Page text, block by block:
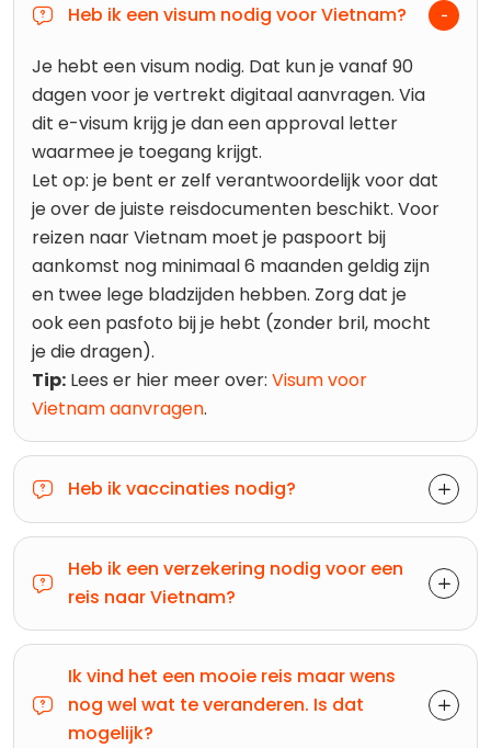
Heb ik een visum nodig voor Vietnam?
Je hebt een visum nodig. Dat kun je vanaf 90
dagen voor je vertrekt digitaal aanvragen. Via
dit e-visum krijg je dan een approval letter
waarmee je toegang krijgt.
Let op: je bent er zelf verantwoordelijk voor dat
je over de juiste reisdocumenten beschikt. Voor
reizen naar Vietnam moet je paspoort bij
aankomst nog minimaal 6 maanden geldig zijn
en twee lege bladzijden hebben. Zorg dat je
ook een pasfoto bij je hebt (zonder bril, mocht
je die dragen).
Tip: Lees er hier meer over: Visum voor
Vietnam aanvragen.
Heb ik vaccinaties nodig?
Heb ik een verzekering nodig voor een
reis naar Vietnam?
Ik vind het een mooie reis maar wens
nog wel wat te veranderen. Is dat
mogelijk?